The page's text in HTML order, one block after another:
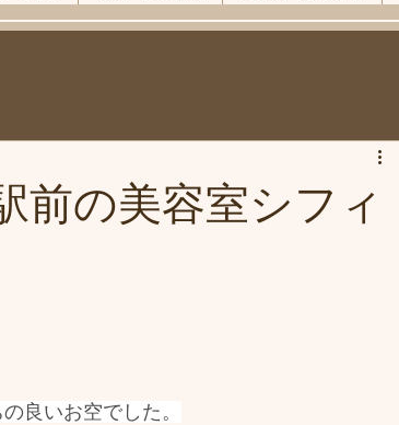
前の美容室シフィ
良いお空でした。